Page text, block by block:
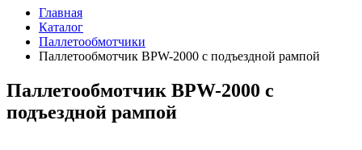
Главная
Каталог
Паллетообмотчики
Паллетообмотчик BPW-2000 с подъездной рампой
Паллетообмотчик BPW-2000 с
подъездной рампой